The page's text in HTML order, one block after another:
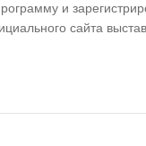
и
сайта